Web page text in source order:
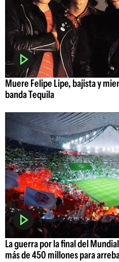
Muere Felipe Lipe, bajista y
banda Tequila
La guerra por la final del
más de 450 millones para